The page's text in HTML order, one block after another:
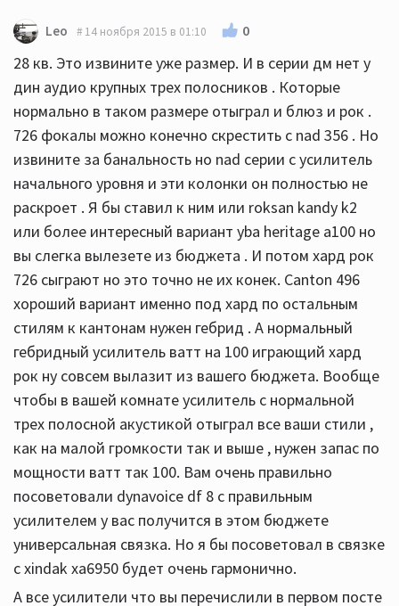
Leo 14 ноября 2015 в 01:10 0
28 кв. Это извините уже размер. И в серии дм нет у
дин аудио крупных трех полосников . Которые
нормально в таком размере отыграл и блюз и рок .
726 фокалы можно конечно скрестить с nad 356 . Но
извините за банальность но nad серии c усилитель
начального уровня и эти колонки он полностью не
раскроет . Я бы ставил к ним или roksan kandy k2
или более интересный вариант yba heritage a100 но
вы слегка вылезете из бюджета . И потом хард рок
726 сыграют но это точно не их конек. Canton 496
хороший вариант именно под хард по остальным
стилям к кантонам нужен гебрид . А нормальный
гебридный усилитель ватт на 100 играющий хард
рок ну совсем вылазит из вашего бюджета. Вообще
чтобы в вашей комнате усилитель с нормальной
трех полосной акустикой отыграл все ваши стили ,
как на малой громкости так и выше , нужен запас по
мощности ватт так 100. Вам очень правильно
посоветовали dynavoice df 8 с правильным
усилителем у вас получится в этом бюджете
универсальная связка. Но я бы посоветовал в связке
с xindak xa6950 будет очень гармонично.
А все усилители что вы перечислили в первом посте